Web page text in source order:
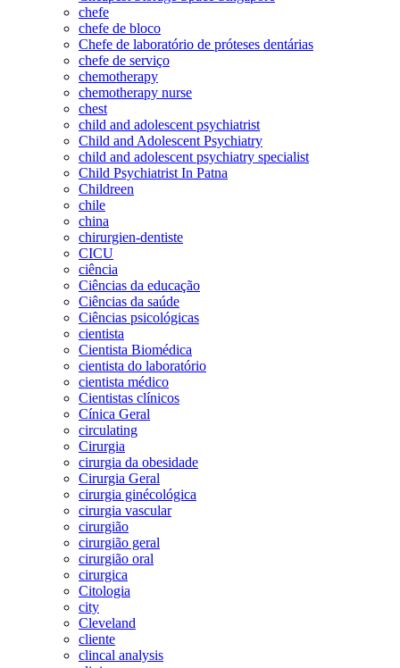
chefe
chefe de bloco
Chefe de laboratório de próteses dentárias
chefe de serviço
chemotherapy
chemotherapy nurse
chest
child and adolescent psychiatrist
Child and Adolescent Psychiatry
child and adolescent psychiatry specialist
Child Psychiatrist In Patna
Childreen
chile
china
chirurgien-dentiste
CICU
ciência
Ciências da educação
Ciências da saúde
Ciências psicológicas
cientista
Cientista Biomédica
cientista do laboratório
cientista médico
Cientistas clínicos
Cínica Geral
circulating
Cirurgia
cirurgia da obesidade
Cirurgia Geral
cirurgia ginécológica
cirurgia vascular
cirurgião
cirurgião geral
cirurgião oral
cirurgica
Citologia
city
Cleveland
cliente
clincal analysis